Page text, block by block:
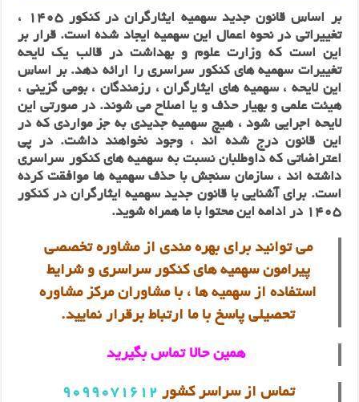
بر اساس قانون جدید سهمیه ایثارگران در کنکور 1405 ،
تغییراتی در نحوه اعمال این سهمیه ایجاد شده است. قرار بر
این است که وزارت علوم و بهداشت در قالب یک لایحه
تغییرات سهمیه های کنکور سراسری را ارائه دهد. بر اساس
این لایحه ، سهمیه های ایثارگران ، رزمندگان ، بومی گزینی ،
هیئت علمی و بهیار حذف و یا اصلاح می شوند. در صورتی این
لایحه اجرایی شود ، هیچ سهمیه جدیدی به جز مواردی که در
این قانون درج شده‌‌‌ اند ، وجود نخواهند داشت. در پی
اعتراضاتی که داوطلبان نسبت به سهمیه های کنکور سراسری
داشته‌‌ اند ، سازمان سنجش با حذف سهمیه ها موافقت کرده
است. برای آشنایی با قانون جدید سهمیه ایثارگران در کنکور
1405 در ادامه این محتوا با ما همراه شوید.
می توانید برای بهره مندی از مشاوره تخصصی
پیرامون سهمیه های کنکور سراسری و شرایط
استفاده از سهمیه ها ، با مشاوران مرکز مشاوره
تحصیلی پاسخ با ما ارتباط برقرار نمایید.
همین حالا تماس بگیرید
تماس از سراسر کشور 9099071612